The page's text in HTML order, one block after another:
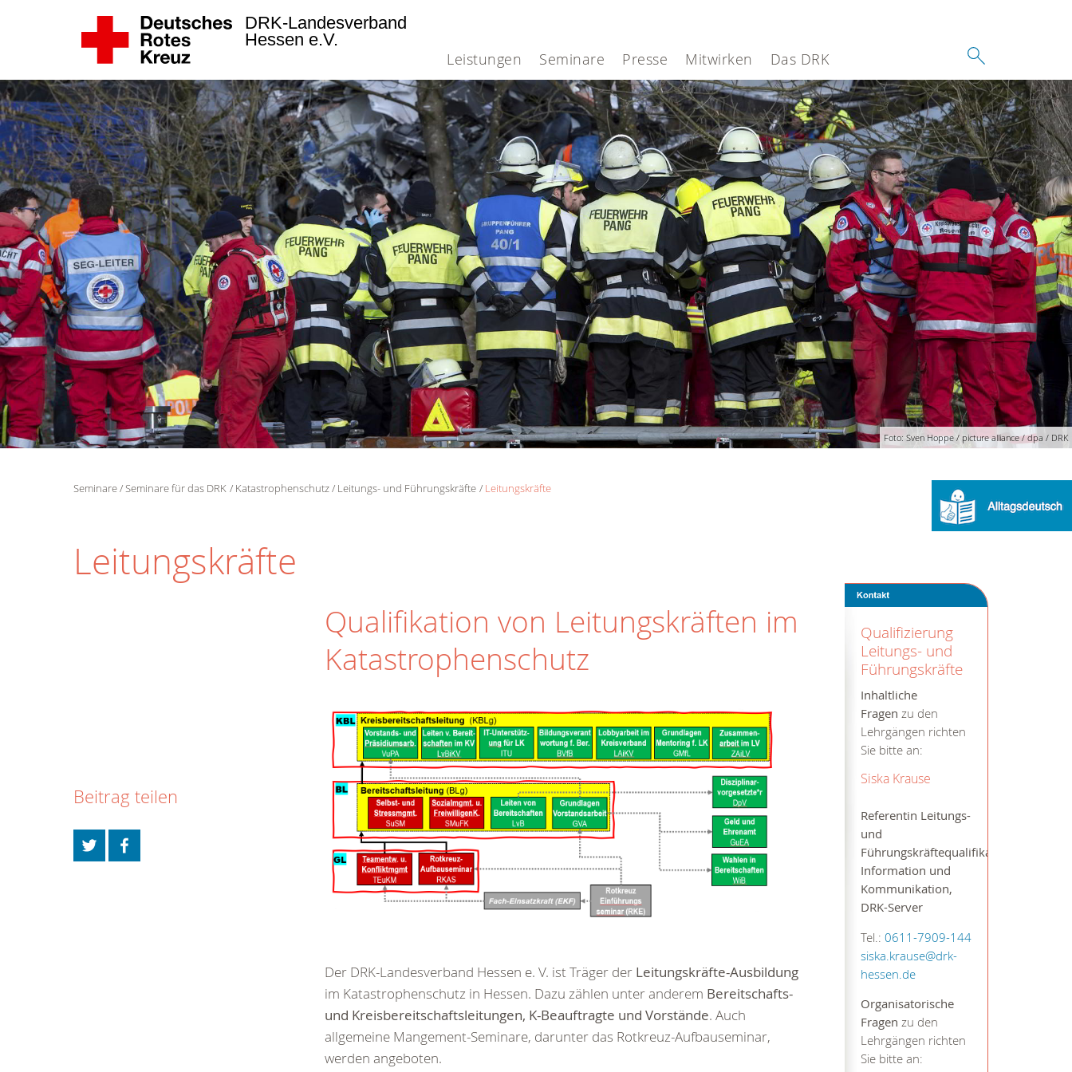
Leistungen Seminare Presse Mitwirken Das DRK
DRK-Landesverband
Hessen e.V.
Foto: Sven Hoppe / picture alliance / dpa / DRK
Seminare Seminare für das DRK Katastrophenschutz Leitungs- und Führungskräfte Leitungskräfte
Leitungskräfte
Qualifizierung
Leitungs- und
Führungskräfte
Inhaltliche
Fragen zu den
Lehrgängen richten
Sie bitte an:
Siska Krause
Referentin Leitungs-
und
Führungskräftequalifikation,
Information und
Kommunikation,
DRK-Server
Tel.: 0611-7909-144
siska.krause@drk-
hessen.de
Organisatorische
Fragen zu den
Lehrgängen richten
Sie bitte an:
Qualifikation von Leitungskräften im
Katastrophenschutz
Der DRK-Landesverband Hessen e. V. ist Träger der Leitungskräfte-Ausbildung
im Katastrophenschutz in Hessen. Dazu zählen unter anderem Bereitschafts-
und Kreisbereitschaftsleitungen, K-Beauftragte und Vorstände. Auch
allgemeine Mangement-Seminare, darunter das Rotkreuz-Aufbauseminar,
werden angeboten.
Beitrag teilen